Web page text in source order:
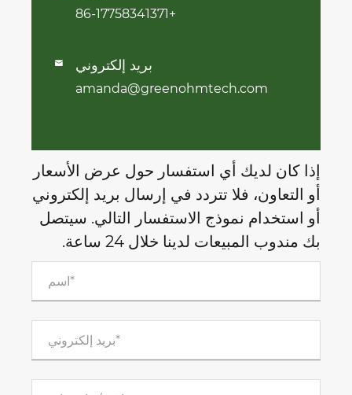
+86-17758341371
 بريد إلكتروني
amanda@greenohmtech.com
إذا كان لديك أي استفسار حول عرض الأسعار
أو التعاون، فلا تتردد في إرسال بريد إلكتروني
أو استخدام نموذج الاستفسار التالي. سيتصل
بك مندوب المبيعات لدينا خلال 24 ساعة.